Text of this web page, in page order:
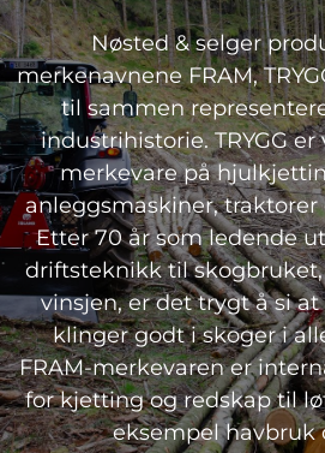
Nøsted & selger
merkenavnene FRAM,
til sammen
industrihistorie. TRYGG
merkevare på
anleggsmaskiner,
Etter 70 år som ledende
driftsteknikk til skogbruket,
vinsjen, er det trygt å si
klinger godt i skoger i
FRAM-merkevaren er
for kjetting og redskap til
eksempel havbruk